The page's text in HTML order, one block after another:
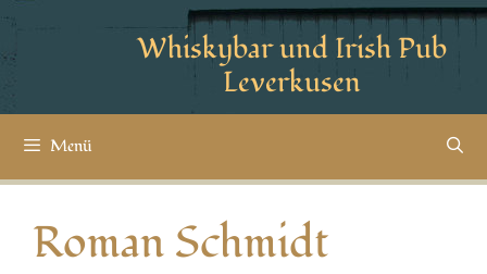
Whiskybar und Irish Pub
Leverkusen
Menü
Roman Schmidt